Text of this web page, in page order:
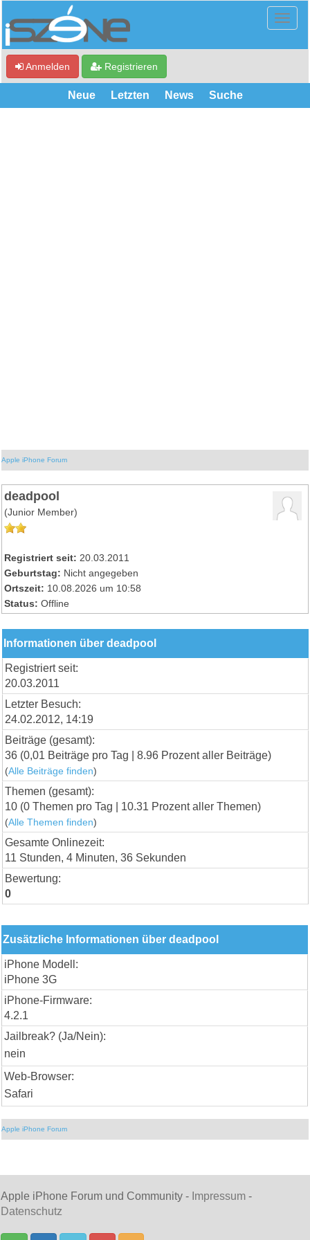
Anmelden Registrieren
Neue Letzten News Suche
Apple iPhone Forum
deadpool
(Junior Member)
Registriert seit: 20.03.2011
Geburtstag: Nicht angegeben
Ortszeit: 10.08.2026 um 10:58
Status: Offline
Informationen über deadpool
Registriert seit:
20.03.2011
Letzter Besuch:
24.02.2012, 14:19
Beiträge (gesamt):
36 (0,01 Beiträge pro Tag | 8.96 Prozent aller Beiträge)
(Alle Beiträge finden)
Themen (gesamt):
10 (0 Themen pro Tag | 10.31 Prozent aller Themen)
(Alle Themen finden)
Gesamte Onlinezeit:
11 Stunden, 4 Minuten, 36 Sekunden
Bewertung:
0
Zusätzliche Informationen über deadpool
iPhone Modell:
iPhone 3G
iPhone-Firmware:
4.2.1
Jailbreak? (Ja/Nein):
nein
Web-Browser:
Safari
Apple iPhone Forum
Apple iPhone Forum und Community - Impressum -
Datenschutz